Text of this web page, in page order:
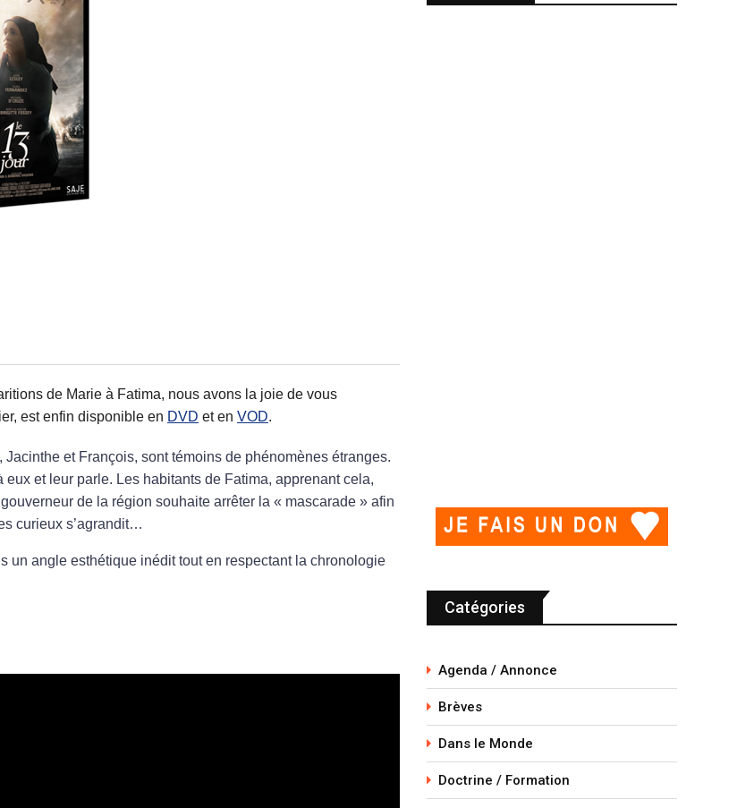
de Marie à Fatima, nous avons la joie de vous
est enfin disponible en DVD et en VOD.
et François, sont témoins de phénomènes étranges.
et leur parle. Les habitants de Fatima, apprenant cela,
de la région souhaite arrêter la « mascarade » afin
curieux s’agrandit…
un angle esthétique inédit tout en respectant la chronologie
Catégories
Agenda / Annonce
Brèves
Dans le Monde
Doctrine / Formation